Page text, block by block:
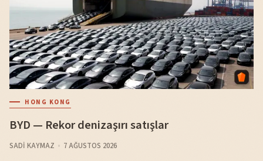
HONG KONG
BYD — Rekor denizaşırı satışlar
SADI KAYMAZ 7 AĞUSTOS 2026